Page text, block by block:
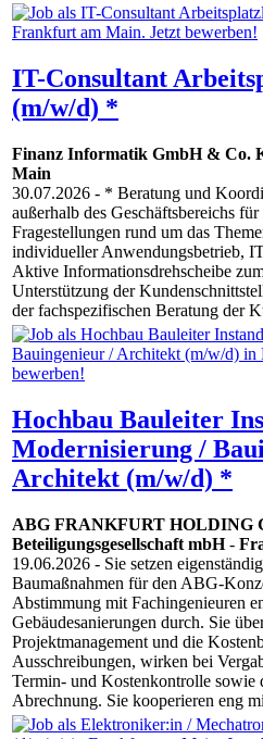
IT-Consultant
(m/w/d) *
Finanz Informatik GmbH & Co.
Main
30.07.2026 - * Beratung und
außerhalb des Geschäftsbereichs
Fragestellungen rund um das
individueller Anwendungsbetrieb,
Aktive Informationsdrehscheibe
Unterstützung der
der fachspezifischen Beratung der
Hochbau Bauleiter
Modernisierung /
Architekt (m/w/d) *
ABG FRANKFURT HOLDING
Beteiligungsgesellschaft mbH-
19.06.2026 - Sie setzen
Baumaßnahmen für den ABG-
Abstimmung mit Fachingenieuren
Gebäudesanierungen durch. Sie
Projektmanagement und die
Ausschreibungen, wirken bei
Termin- und Kostenkontrolle sowie
Abrechnung. Sie kooperieren eng